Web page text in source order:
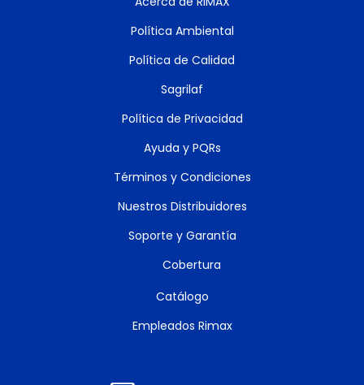
Política Ambiental
Política de Calidad
Sagrilaf
Política de Privacidad
Ayuda y PQRs
Términos y Condiciones
Nuestros Distribuidores
Soporte y Garantía
Cobertura
Catálogo
Empleados Rimax